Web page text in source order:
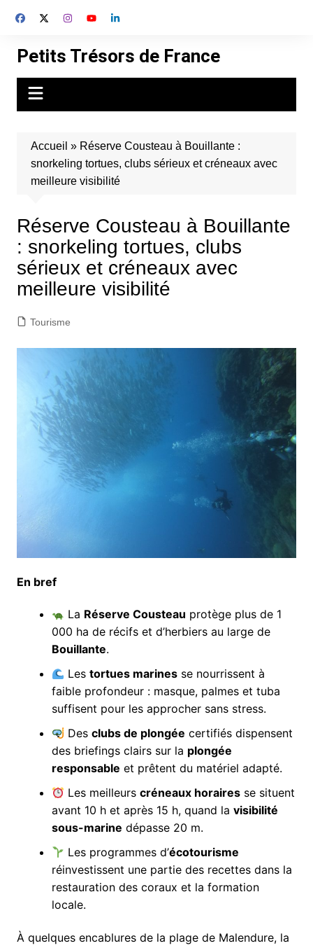
Petits Trésors de France
Accueil » Réserve Cousteau à Bouillante :
snorkeling tortues, clubs sérieux et créneaux avec
meilleure visibilité
Réserve Cousteau à Bouillante
: snorkeling tortues, clubs
sérieux et créneaux avec
meilleure visibilité
Tourisme
En bref
La Réserve Cousteau protège plus de 1
000 ha de récifs et d’herbiers au large de
Bouillante.
Lestortues marines se nourrissent à
faible profondeur : masque, palmes et tuba
suffisent pour les approcher sans stress.
Desclubs de plongée certifiés dispensent
des briefings clairs sur la plongée
responsable et prêtent du matériel adapté.
Les meilleurscréneaux horaires se situent
avant 10 h et après 15 h, quand la visibilité
sous-marine dépasse 20 m.
Les programmes d’écotourisme
réinvestissent une partie des recettes dans la
restauration des coraux et la formation
locale.
À quelques encablures de la plage de Malendure, la